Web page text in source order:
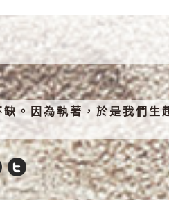
。因為執著，於是我們生